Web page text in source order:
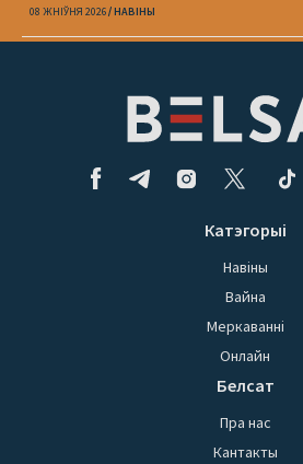
08 ЖНІЎНЯ 2026 НАВІНЫ
Катэгорыі
Навіны
Вайна
Меркаванні
Онлайн
Белсат
Пра нас
Кантакты